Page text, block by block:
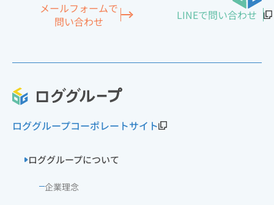
メールフォームで
問い合わせ
LINEで問い合わせ
ロググループコーポレートサイト
ロググループについて
企業理念